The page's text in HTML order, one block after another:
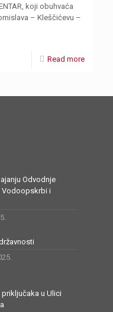
koji obuhvaća
– Kleščićevu –
Read more
Odvodnje
Vodoopskrbi i
u Ulici